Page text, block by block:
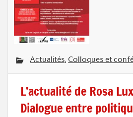
Actualités, Colloques et
L’actualité de Rosa
Dialogue entre